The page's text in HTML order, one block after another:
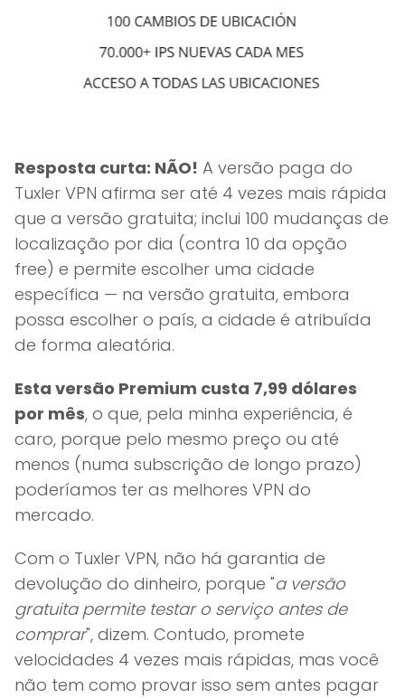
Resposta curta: NÃO! A versão paga do
Tuxler VPN afirma ser até 4 vezes mais rápida
que a versão gratuita; inclui 100 mudanças de
localização por dia (contra 10 da opção
free) e permite escolher uma cidade
específica — na versão gratuita, embora
possa escolher o país, a cidade é atribuída
de forma aleatória.
Esta versão Premium custa 7,99 dólares
por mês, o que, pela minha experiência, é
caro, porque pelo mesmo preço ou até
menos (numa subscrição de longo prazo)
poderíamos ter as melhores VPN do
mercado.
Com o Tuxler VPN, não há garantia de
devolução do dinheiro, porque "a versão
gratuita permite testar o serviço antes de
comprar", dizem. Contudo, promete
velocidades 4 vezes mais rápidas, mas você
não tem como provar isso sem antes pagar